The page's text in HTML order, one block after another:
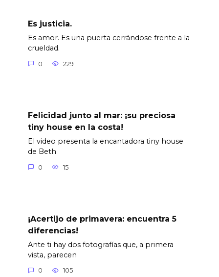
Es justicia.
Es amor. Es una puerta cerrándose frente a la
crueldad.
0 229
Felicidad junto al mar: ¡su preciosa
tiny house en la costa!
El video presenta la encantadora tiny house
de Beth
0 15
¡Acertijo de primavera: encuentra 5
diferencias!
Ante ti hay dos fotografías que, a primera
vista, parecen
0 105